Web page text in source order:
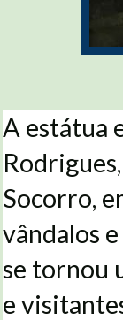
A estátua
Socorro,
vândalos
se tornou
e